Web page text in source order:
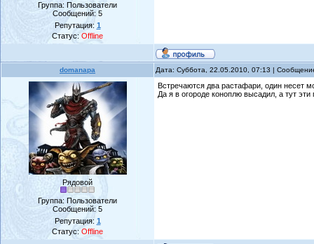
Группа: Пользователи
Сообщений: 5
Репутация: 1
Статус:Offline
domanapa Дата: Суббота, 22.05.2010, 07:13 |
Рядовой
Группа: Пользователи
Сообщений: 5
Репутация: 1
Статус:Offline
Встречаются два растафари, один несет
Да я в огороде коноплю высадил, а тут